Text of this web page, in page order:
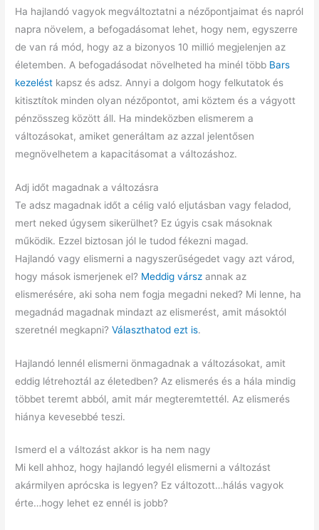
Ha hajlandó vagyok megváltoztatni a nézőpontjaimat és napról
napra növelem, a befogadásomat lehet, hogy nem, egyszerre
de van rá mód, hogy az a bizonyos 10 millió megjelenjen az
életemben. A befogadásodat növelheted ha minél több Bars
kezelést kapsz és adsz. Annyi a dolgom hogy felkutatok és
kitisztítok minden olyan nézőpontot, ami köztem és a vágyott
pénzösszeg között áll. Ha mindeközben elismerem a
változásokat, amiket generáltam az azzal jelentősen
megnövelhetem a kapacitásomat a változáshoz.
Adj időt magadnak a változásra
Te adsz magadnak időt a célig való eljutásban vagy feladod,
mert neked úgysem sikerülhet? Ez úgyis csak másoknak
működik. Ezzel biztosan jól le tudod fékezni magad.
Hajlandó vagy elismerni a nagyszerűségedet vagy azt várod,
hogy mások ismerjenek el? Meddig vársz annak az
elismerésére, aki soha nem fogja megadni neked? Mi lenne, ha
megadnád magadnak mindazt az elismerést, amit másoktól
szeretnél megkapni?Választhatod ezt is.
Hajlandó lennél elismerni önmagadnak a változásokat, amit
eddig létrehoztál az életedben? Az elismerés és a hála mindig
többet teremt abból, amit már megteremtettél. Az elismerés
hiánya kevesebbé teszi.
Ismerd el a változást akkor is ha nem nagy
Mi kell ahhoz, hogy hajlandó legyél elismerni a változást
akármilyen aprócska is legyen? Ez változott…hálás vagyok
érte…hogy lehet ez ennél is jobb?